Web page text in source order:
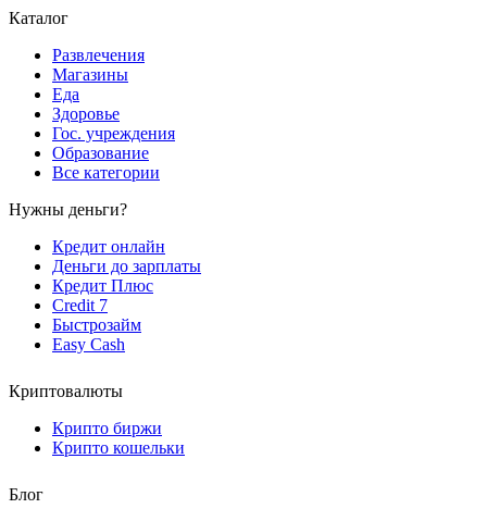
Каталог
Развлечения
Магазины
Еда
Здоровье
Гос. учреждения
Образование
Все категории
Нужны деньги?
Кредит онлайн
Деньги до зарплаты
Кредит Плюс
Credit 7
Быстрозайм
Easy Cash
Криптовалюты
Крипто биржи
Крипто кошельки
Блог